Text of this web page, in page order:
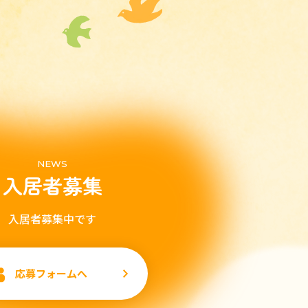
NEWS
入居者募集
入居者募集中です
応募フォームへ